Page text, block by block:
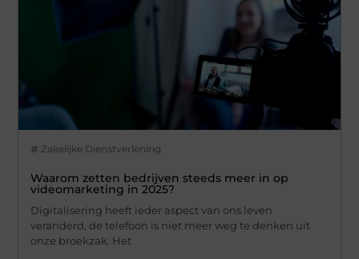
Zakelijke Dienstverlening
Waarom zetten bedrijven steeds meer in op
videomarketing in 2025?
Digitalisering heeft ieder aspect van ons leven
veranderd, de telefoon is niet meer weg te denken uit
onze broekzak. Het